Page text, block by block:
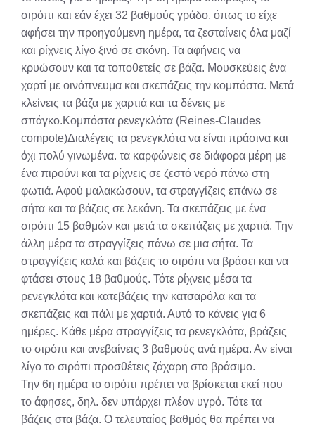
σιρόπι και εάν έχει 32 βαθμούς γράδο, όπως το είχε
αφήσει την προηγούμενη ημέρα, τα ζεσταίνεις όλα μαζί
και ρίχνεις λίγο ξινό σε σκόνη. Τα αφήνεις να
κρυώσουν και τα τοποθετείς σε βάζα. Μουσκεύεις ένα
χαρτί με οινόπνευμα και σκεπάζεις την κομπόστα. Μετά
κλείνεις τα βάζα με χαρτιά και τα δένεις με
σπάγκο.Κομπόστα ρενεγκλότα (Reines-Claudes
compote)Διαλέγεις τα ρενεγκλότα να είναι πράσινα και
όχι πολύ γινωμένα. τα καρφώνεις σε διάφορα μέρη με
ένα πιρούνι και τα ρίχνεις σε ζεστό νερό πάνω στη
φωτιά. Αφού μαλακώσουν, τα στραγγίζεις επάνω σε
σήτα και τα βάζεις σε λεκάνη. Τα σκεπάζεις με ένα
σιρόπι 15 βαθμών και μετά τα σκεπάζεις με χαρτιά. Την
άλλη μέρα τα στραγγίζεις πάνω σε μια σήτα. Τα
στραγγίζεις καλά και βάζεις το σιρόπι να βράσει και να
φτάσει στους 18 βαθμούς. Τότε ρίχνεις μέσα τα
ρενεγκλότα και κατεβάζεις την κατσαρόλα και τα
σκεπάζεις και πάλι με χαρτιά. Αυτό το κάνεις για 6
ημέρες. Κάθε μέρα στραγγίζεις τα ρενεγκλότα, βράζεις
το σιρόπι και ανεβαίνεις 3 βαθμούς ανά ημέρα. Αν είναι
λίγο το σιρόπι προσθέτεις ζάχαρη στο βράσιμο.
Την 6η ημέρα το σιρόπι πρέπει να βρίσκεται εκεί που
το άφησες, δηλ. δεν υπάρχει πλέον υγρό. Τότε τα
βάζεις στα βάζα. Ο τελευταίος βαθμός θα πρέπει να